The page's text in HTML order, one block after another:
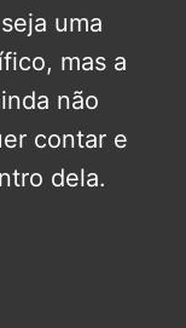
uma
mas a
não
contar e
dela.